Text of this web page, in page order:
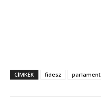
CÍMKÉK fidesz parlament